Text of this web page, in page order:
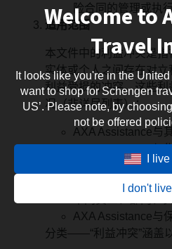
Welcome to
Travel
It looks like you're in the
want to shop for Schengen
US’. Please note, by
not be offered
I
I don't
险合同的管理或执
适用范围
本文件中的利益冲突是
实体或个人之间存在对
利益受损的冲突。这些
况（非详尽列表）：
AXA Assistance与
不同保险公司之间
不同客户之间；
AXA Assistance与
分类——“利益冲突”涵盖